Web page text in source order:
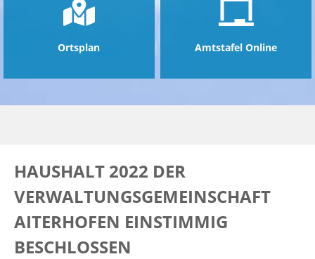
Ortsplan Amtstafel Online
HAUSHALT 2022 DER
VERWALTUNGSGEMEINSCHAFT
AITERHOFEN EINSTIMMIG
BESCHLOSSEN